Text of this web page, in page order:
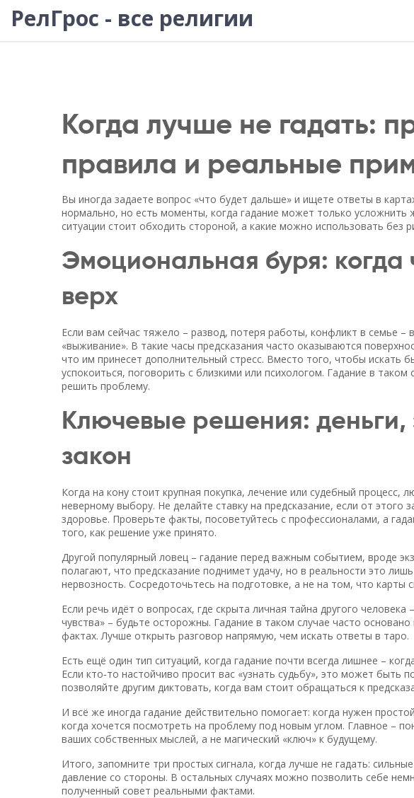
РелГрос - все религии
Когда лучше не гадать:
правила и реальные
Вы иногда задаете вопрос «что будет дальше» и ищете ответы в
нормально, но есть моменты, когда гадание может только усложнить
ситуации стоит обходить стороной, а какие можно использовать без
Эмоциональная буря: когда
верх
Если вам сейчас тяжело – развод, потеря работы, конфликт в семье
«выживание». В такие часы предсказания часто оказываются
что им принесет дополнительный стресс. Вместо того, чтобы искать
успокоиться, поговорить с близкими или психологом. Гадание в
решить проблему.
Ключевые решения: деньги,
закон
Когда на кону стоит крупная покупка, лечение или судебный процесс,
неверному выбору. Не делайте ставку на предсказание, если от
здоровье. Проверьте факты, посоветуйтесь с профессионалами, а
того, как решение уже принято.
Другой популярный ловец – гадание перед важным событием, вроде
полагают, что предсказание поднимет удачу, но в реальности это
нервозность. Сосредоточьтесь на подготовке, а не на том, что карты
Если речь идёт о вопросах, где скрыта личная тайна другого
чувства» – будьте осторожны. Гадание в таком случае часто
фактах. Лучше открыть разговор напрямую, чем искать ответы в таро.
Есть ещё один тип ситуаций, когда гадание почти всегда лишнее –
Если кто‑то настойчиво просит вас «узнать судьбу», это может быть
позволяйте другим диктовать, когда вам стоит обращаться к
И всё же иногда гадание действительно помогает: когда нужен
когда хочется посмотреть на проблему под новым углом. Главное –
ваших собственных мыслей, а не магический «ключ» к будущему.
Итого, запомните три простых сигнала, когда лучше не гадать:
давление со стороны. В остальных случаях можно позволить себе
полученный совет реальными фактами.